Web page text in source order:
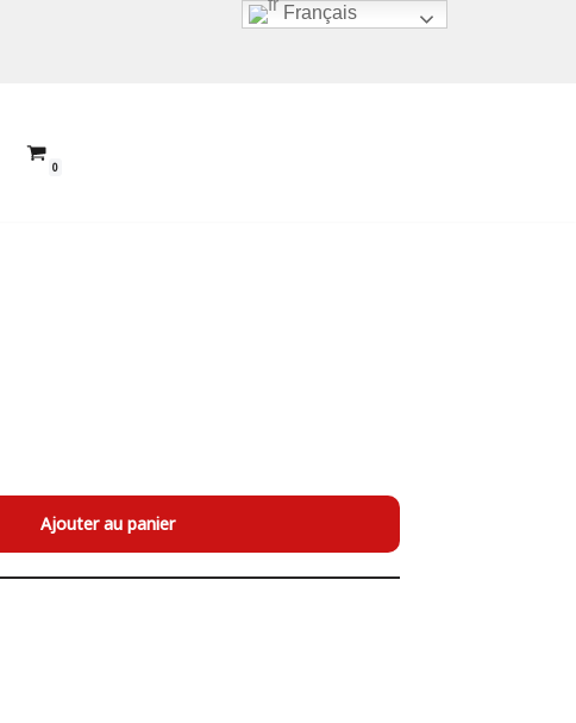
0
Ajouter au panier
Français